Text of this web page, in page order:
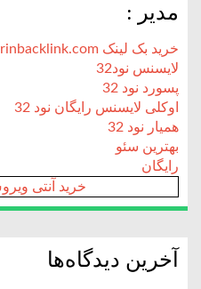
مدیر :
خرید بک لینک behtarinbacklink.com
لایسنس نود32
پسورد نود 32
اوکلی لایسنس رایگان نود 32
همیار نود 32
بهترین سئو
رایگان
خرید آنتی
آخرین دیدگاه‌ها